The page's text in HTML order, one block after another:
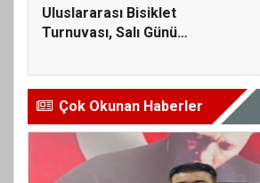
Uluslararası Bisiklet
Turnuvası, Salı Günü
Çok Okunan Haberler